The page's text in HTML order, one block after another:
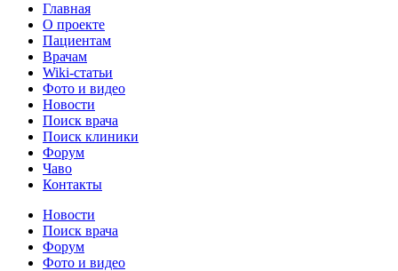
Главная
О проекте
Пациентам
Врачам
Wiki-статьи
Фото и видео
Новости
Поиск врача
Поиск клиники
Форум
Чаво
Контакты
Новости
Поиск врача
Форум
Фото и видео